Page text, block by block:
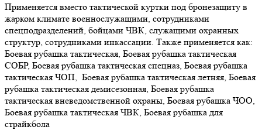
Применяется вместо тактической куртки под бронезащиту в
жарком климате военнослужащими, сотрудниками
спецподразделений, бойцами ЧВК, служащими охранных
структур, сотрудниками инкассации. Также применяется как:
Боевая рубашка тактическая, Боевая рубашка тактическая
СОБР, Боевая рубашка тактическая спецназ, Боевая рубашка
тактическая ЧОП, Боевая рубашка тактическая летняя, Боевая
рубашка тактическая демисезонная, Боевая рубашка
тактическая вневедомственной охраны, Боевая рубашка ЧОО,
Боевая рубашка тактическая ЧВК, Боевая рубашка для
страйкбола